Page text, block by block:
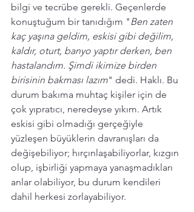
bilgi ve tecrübe gerekli. Geçenlerde
konuştuğum bir tanıdığım " Ben zaten
kaç yaşına geldim, eskisi gibi değilim,
kaldır, oturt, banyo yaptır derken, ben
hastalandım. Şimdi ikimize birden
birisinin bakması lazım" dedi. Haklı. Bu
durum bakıma muhtaç kişiler için de
çok yıpratıcı, neredeyse yıkım. Artık
eskisi gibi olmadığı gerçeğiyle
yüzleşen büyüklerin davranışları da
değişebiliyor; hırçınlaşabiliyorlar, kızgın
olup, işbirliği yapmaya yanaşmadıkları
anlar olabiliyor, bu durum kendileri
dahil herkesi zorlayabiliyor.